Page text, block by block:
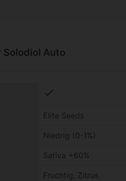
Auto
check
Elite Seeds
Niedrig (0-1%)
Sativa +60%
Fruchtig, Zitrus